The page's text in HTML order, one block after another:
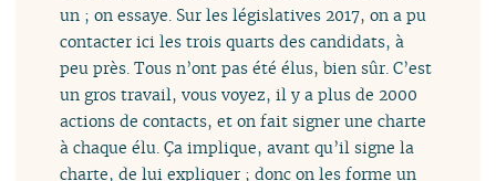
un ; on essaye. Sur les législatives 2017, on a pu
contacter ici les trois quarts des candidats, à
peu près. Tous n’ont pas été élus, bien sûr. C’est
un gros travail, vous voyez, il y a plus de 2000
actions de contacts, et on fait signer une charte
à chaque élu. Ça implique, avant qu’il signe la
charte, de lui expliquer ; donc on les forme un